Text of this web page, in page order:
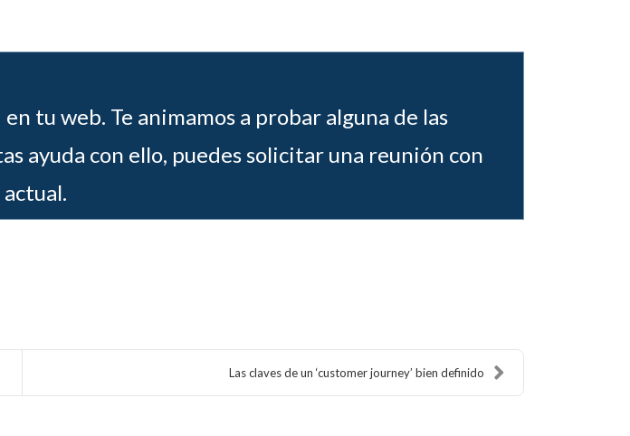
tu web. Te animamos a probar alguna de las
ayuda con ello, puedes solicitar una reunión con
Las claves de un ‘customer journey’ bien definido